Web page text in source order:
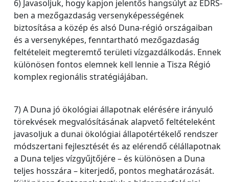
6) Javasoljuk, hogy kapjon jelentős hangsúlyt az EDRS-
ben a mezőgazdaság versenyképességének
biztosítása a közép és alsó Duna-régió országaiban
és a versenyképes, fenntartható mezőgazdaság
feltételeit megteremtő területi vízgazdálkodás. Ennek
különösen fontos elemnek kell lennie a Tisza Régió
komplex regionális stratégiájában.
7) A Duna jó ökológiai állapotnak elérésére irányuló
törekvések megvalósításának alapvető feltételeként
javasoljuk a dunai ökológiai állapotértékelő rendszer
módszertani fejlesztését és az elérendő célállapotnak
a Duna teljes vízgyűjtőjére – és különösen a Duna
teljes hosszára – kiterjedő, pontos meghatározását.